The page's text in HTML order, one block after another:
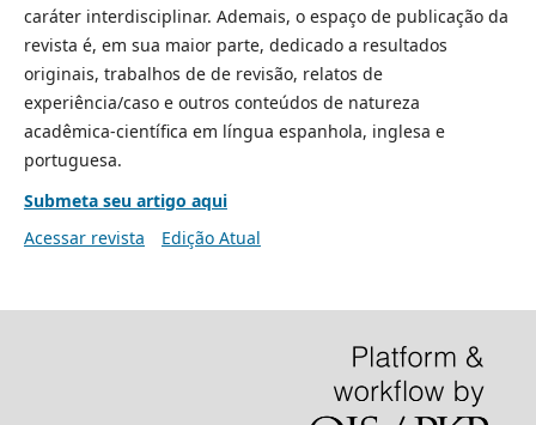
caráter interdisciplinar. Ademais, o espaço de publicação da
revista é, em sua maior parte, dedicado a resultados
originais, trabalhos de de revisão, relatos de
experiência/caso e outros conteúdos de natureza
acadêmica-científica em língua espanhola, inglesa e
portuguesa.
Submeta seu artigo aqui
Acessar revista
Edição Atual